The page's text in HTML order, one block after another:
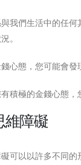
我們生活中的任
。
心態，您可能會發
積極的金錢心態，
維障礙
可以以許多不同的